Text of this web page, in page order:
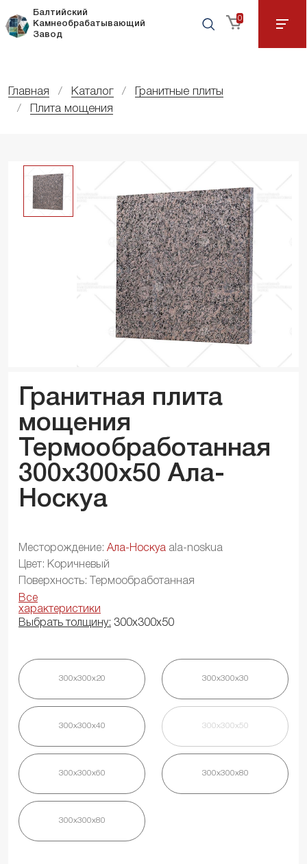
Балтийский
Камнеобрабатывающий
Завод
0
Главная Каталог
Гранитные плиты
Плита мощения
Гранитная плита
мощения
Термообработанная
300x300x50Ала-
Носкуа
Месторождение: Ала-Носкуа ala-noskua
Цвет: Коричневый
Поверхность: Термообработанная
Все
характеристики
Выбрать толщину: 300х300х50
300х300х20 300х300х30
300х300х40 300х300х50
300х300х60 300х300х80
300х300х80